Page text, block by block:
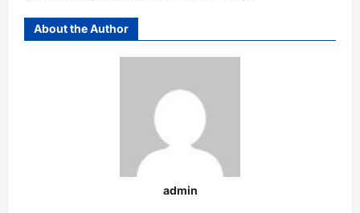
About the Author
admin